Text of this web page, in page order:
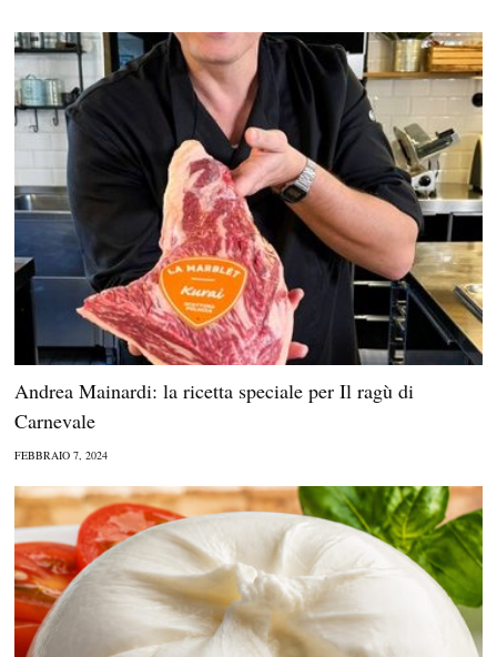
Andrea Mainardi: la ricetta speciale per Il ragù di
Carnevale
FEBBRAIO 7, 2024